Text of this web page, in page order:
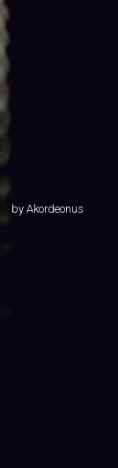
by Akordeonus